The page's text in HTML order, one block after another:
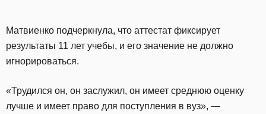
Матвиенко подчеркнула, что аттестат фиксирует
результаты 11 лет учебы, и его значение не должно
игнорироваться.
«Трудился он, он заслужил, он имеет среднюю оценку
лучше и имеет право для поступления в вуз», —